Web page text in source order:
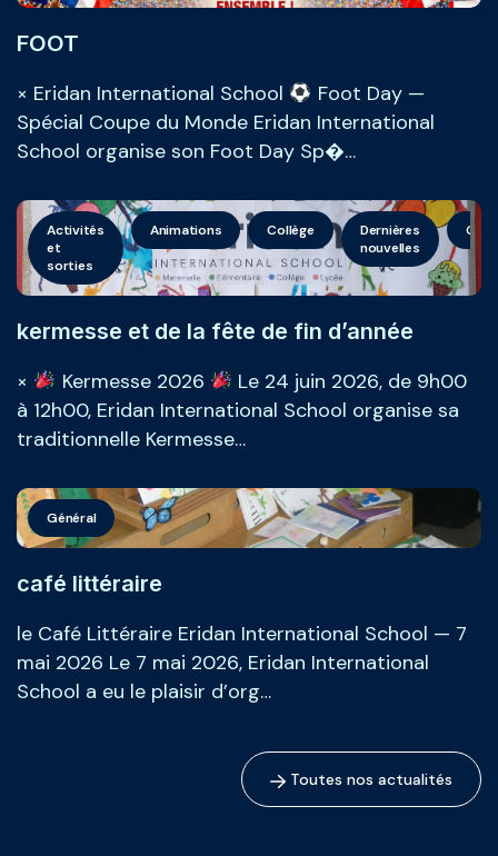
FOOT
× Eridan International School
Foot Day —
Spécial Coupe du Monde Eridan International
School organise son Foot Day Sp�…
Activités
et
sorties
Animations Collège
Dernières
nouvelles
kermesse et de la fête de fin d’année
×
Kermesse 2026
Le 24 juin 2026, de 9h00
à 12h00, Eridan International School organise sa
traditionnelle Kermesse…
Général
café littéraire
le Café Littéraire Eridan International School — 7
mai 2026 Le 7 mai 2026, Eridan International
School a eu le plaisir d’org…
Toutes nos actualités